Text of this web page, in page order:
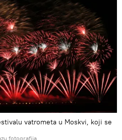
vatrometa u Moskvi, koji se
fotografija